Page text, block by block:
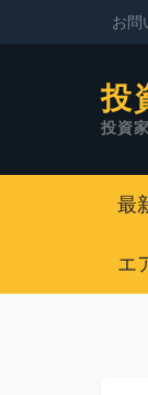
お問
投
投資
最
エ